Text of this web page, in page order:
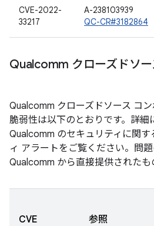
CVE-2022-
33217
A-238103939
QC-CR#3182864
Qualcomm クローズドソ
Qualcomm クローズドソース コ
脆弱性は以下のとおりです。詳細
Qualcomm のセキュリティに関
ィ アラートをご覧ください。問題
Qualcomm から直接提供されたも
CVE 参照